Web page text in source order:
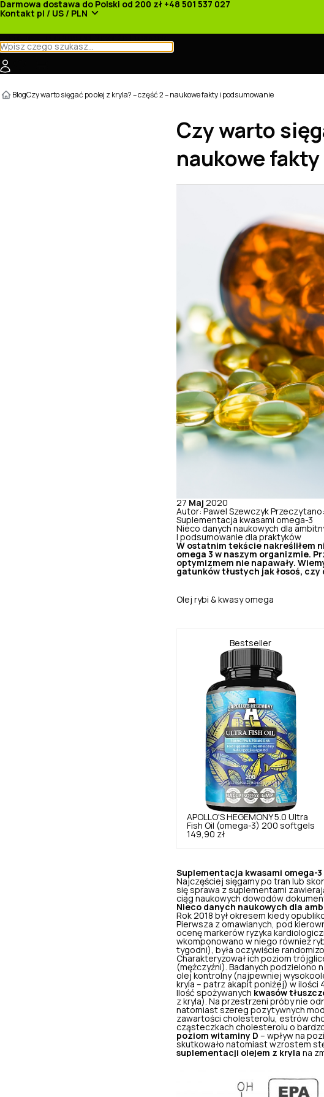
Darmowa dostawa do Polski od 200 zł +48 501 537 027
Kontakt pl / US / PLN
BlogCzy warto sięgać po olej z kryla? – część 2 – naukowe fakty i podsumowanie
Czy warto
naukowe
27 Maj 2020
Autor: Pawel Szewczyk
Suplementacja kwasami omega-3
Nieco danych naukowych dla
I podsumowanie dla praktyków
W ostatnim tekście nakreśliłem
omega 3 w naszym organizmie.
optymizmem nie napawały.
gatunków tłustych jak łosoś,
Olej rybi & kwasy omega
Bestseller
APOLLO'S HEGEMONY 5.0 Ultra
Fish Oil (omega-3) 200 softgels
149,90 zł
Suplementacja kwasami omega-3
Najczęściej sięgamy po tran lub
się sprawa z suplementami
ciąg naukowych dowodów
Nieco danych naukowych dla
Rok 2018 był okresem kiedy
Pierwsza z omawianych, pod
ocenę markerów ryzyka
wkomponowano w niego również
tygodni), była oczywiście
Charakteryzował ich poziom
(mężczyźni). Badanych podzielono
olej kontrolny (najpewniej
kryla – patrz akapit poniżej) w ilości
Ilość spożywanych kwasów
z kryla). Na przestrzeni próby nie
natomiast szereg pozytywnych
zawartości cholesterolu, estrów
cząsteczkach cholesterolu o
poziom witaminy D – wpływ na
skutkowało natomiast wzrostem
suplementacji olejem z kryla na